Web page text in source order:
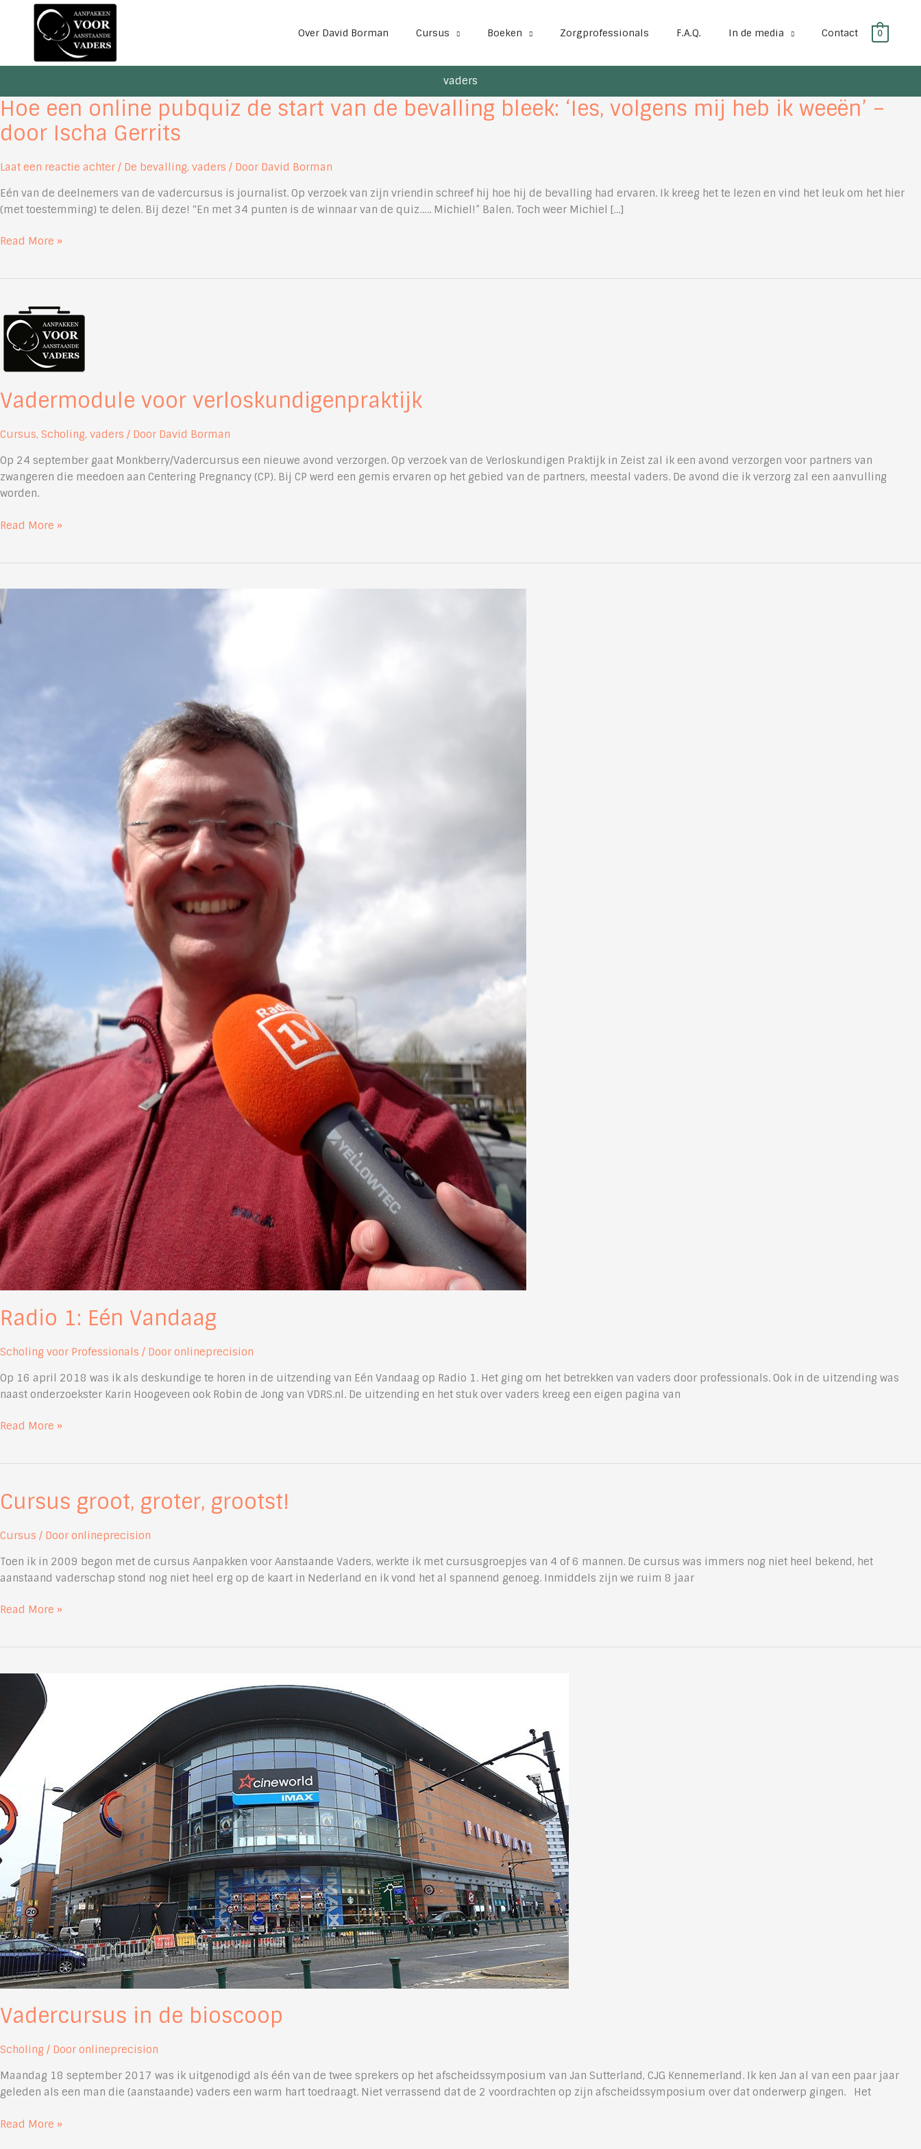
inhoud
Over David Borman Cursus Boeken Zorgprofessionals F.A.Q. In de media Contact 0
vaders
Hoe een online pubquiz de start van de bevalling bleek: ‘Ies, volgens mij heb ik weeën’ –
door Ischa Gerrits
Laat een reactie achter / De bevalling, vaders / Door David Borman
Eén van de deelnemers van de vadercursus is journalist. Op verzoek van zijn vriendin schreef hij hoe hij de bevalling had ervaren. Ik kreeg het te lezen en vind het leuk om het hier
(met toestemming) te delen. Bij deze! “En met 34 punten is de winnaar van de quiz….. Michiel!” Balen. Toch weer Michiel […]
Hoe
start
van
bevalling
‘Ies,
mij
heb
ik
weeën’
door
Read More »
Vadermodule voor verloskundigenpraktijk
Cursus, Scholing, vaders / Door David Borman
Op 24 september gaat Monkberry/Vadercursus een nieuwe avond verzorgen. Op verzoek van de Verloskundigen Praktijk in Zeist zal ik een avond verzorgen voor partners van
zwangeren die meedoen aan Centering Pregnancy (CP). Bij CP werd een gemis ervaren op het gebied van de partners, meestal vaders. De avond die ik verzorg zal een aanvulling
worden.
Vadermodule
Read More »
Radio 1: Eén Vandaag
Scholing voor Professionals / Door onlineprecision
Op 16 april 2018 was ik als deskundige te horen in de uitzending van Eén Vandaag op Radio 1. Het ging om het betrekken van vaders door professionals. Ook in de uitzending was
naast onderzoekster Karin Hoogeveen ook Robin de Jong van VDRS.nl. De uitzending en het stuk over vaders kreeg een eigen pagina van
Radio
Read More »
Cursus groot, groter, grootst!
Cursus / Door onlineprecision
Toen ik in 2009 begon met de cursus Aanpakken voor Aanstaande Vaders, werkte ik met cursusgroepjes van 4 of 6 mannen. De cursus was immers nog niet heel bekend, het
aanstaand vaderschap stond nog niet heel erg op de kaart in Nederland en ik vond het al spannend genoeg. Inmiddels zijn we ruim 8 jaar
Cursus
Read More »
Vadercursus in de bioscoop
Scholing / Door onlineprecision
Maandag 18 september 2017 was ik uitgenodigd als één van de twee sprekers op het afscheidssymposium van Jan Sutterland, CJG Kennemerland. Ik ken Jan al van een paar jaar
geleden als een man die (aanstaande) vaders een warm hart toedraagt. Niet verrassend dat de 2 voordrachten op zijn afscheidssymposium over dat onderwerp gingen. Het
Vadercursus
Read More »